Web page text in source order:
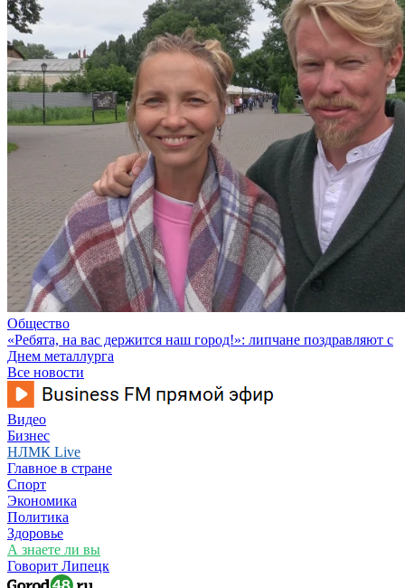
Общество
«Ребята, на вас держится наш город!»: липчане поздравляют с
Днем металлурга
Все новости
Видео
Бизнес
НЛМК Live
Главное в стране
Спорт
Экономика
Политика
Здоровье
А знаете ли вы
Говорит Липецк